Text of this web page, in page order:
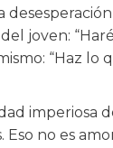
joven:
“Haz lo
imperiosa
no es